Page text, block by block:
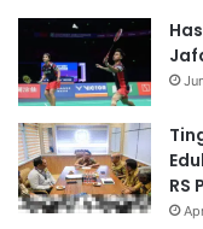
RS